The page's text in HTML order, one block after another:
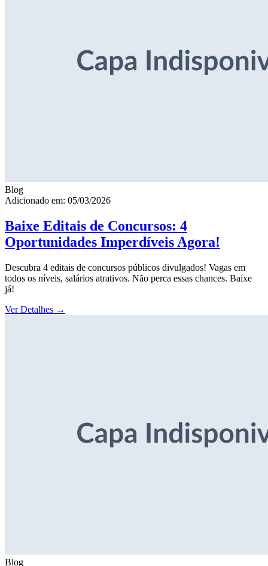
Blog
Adicionado em: 05/03/2026
Baixe Editais de Concursos: 4
Oportunidades Imperdíveis Agora!
Descubra 4 editais de concursos públicos divulgados! Vagas em
todos os níveis, salários atrativos. Não perca essas chances. Baixe
já!
Ver Detalhes →
Blog